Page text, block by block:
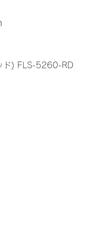
ド) FLS-5260-RD